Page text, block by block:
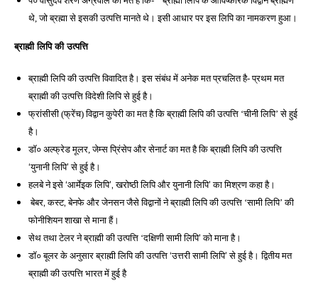
थे, जो ब्रह्मा से इसकी उत्पत्ति मानते थे। इसी आधार पर इस लिपि का नामकरण हुआ।
ब्राह्मी लिपि की उत्पत्ति
ब्राह्मी लिपि की उत्पत्ति विवादित है। इस संबंध में अनेक मत प्रचलित है- प्रथम मत
ब्राह्मी की उत्पत्ति विदेशी लिपि से हुई है।
फ्रांसीसी (फ्रेंच) विद्वान कुपेरी का मत है कि ब्राह्मी लिपि की उत्पत्ति ‘चीनी लिपि’ से हुई
है।
डॉ० अल्फ्रेड मूलर, जेम्स प्रिंसेप और सेनार्ट का मत है कि ब्राह्मी लिपि की उत्पत्ति
‘युनानी लिपि’ से हुई है।
हलबे ने इसे ‘आर्मेइक लिपि’, खरोष्ठी लिपि और युनानी लिपि’ का मिश्रण कहा है।
बेबर, कस्ट, बेनफे और जेनसन जैसे विद्वानों ने ब्राह्मी लिपि की उत्पत्ति ‘सामी लिपि’ की
फोनीशियन शाखा से माना हैं।
सेथ तथा टेलर ने ब्राह्मी की उत्पत्ति ‘दक्षिणी सामी लिपि’ को माना है।
डॉ० बूलर के अनुसार ब्राह्मी लिपि की उत्पत्ति ‘उत्तरी सामी लिपि’ से हुई है। द्वितीय मत
ब्राह्मी की उत्पत्ति भारत में हुई है